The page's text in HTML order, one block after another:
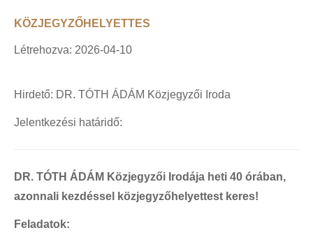
Egyetemi hírek
Alumni Mentor Program
KÖZJEGYZŐHELYETTES
Létrehozva: 2026-04-10
Hirdető: DR. TÓTH ÁDÁM Közjegyzői Iroda
Jelentkezési határidő:
DR. TÓTH ÁDÁM Közjegyzői Irodája heti 40 órában,
azonnali kezdéssel közjegyzőhelyettest keres!
Feladatok: